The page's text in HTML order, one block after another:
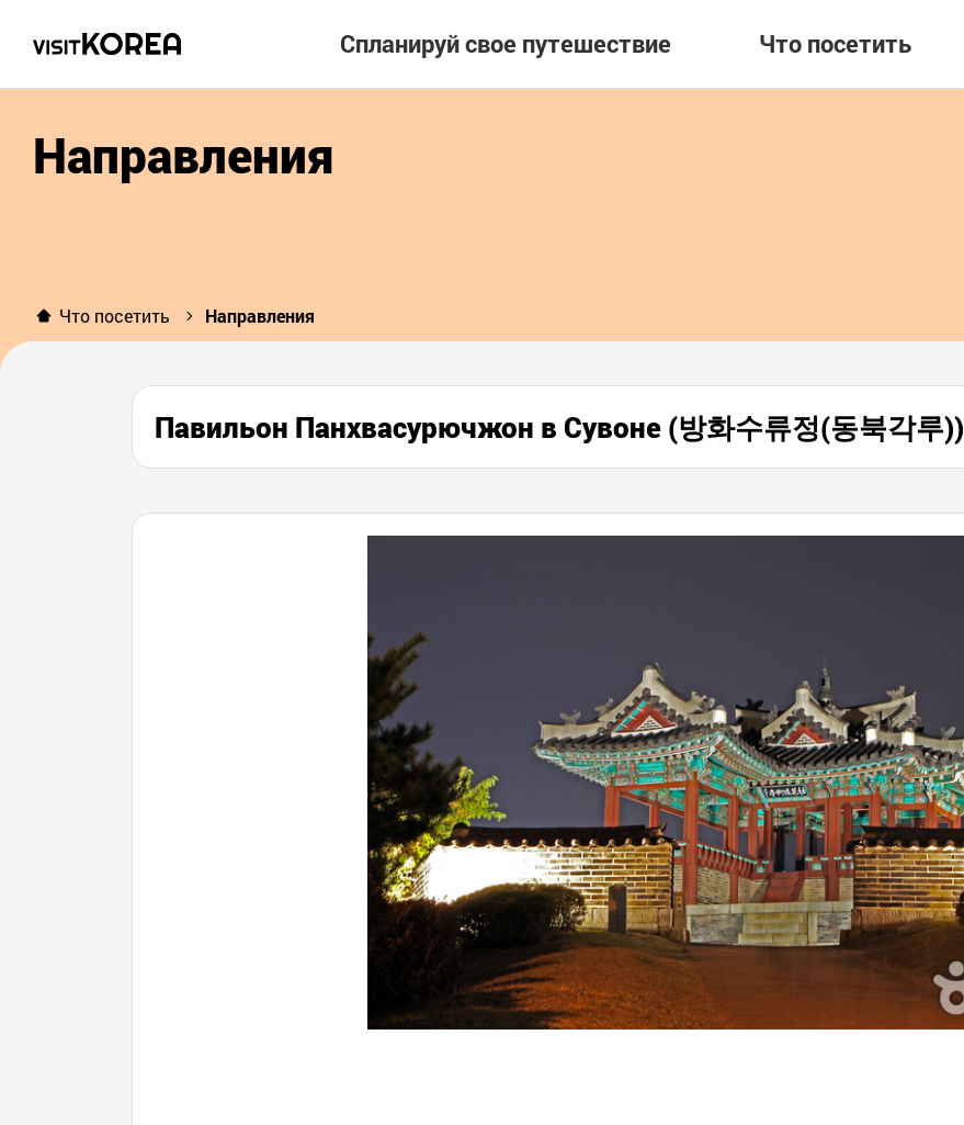
Спланируй свое путешествие Что посетить
Направления
Что посетить Направления
Павильон Панхвасурючжон в Сувоне (방화수류정(동북각루))